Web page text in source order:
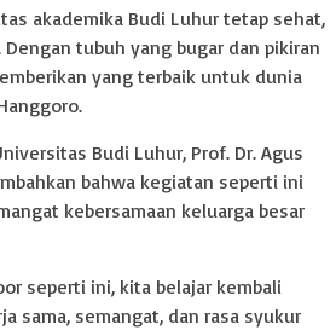
akademika Budi Luhur tetap sehat,
tubuh yang bugar dan pikiran
yang terbaik untuk dunia
Budi Luhur, Prof. Dr. Agus
bahwa kegiatan seperti ini
kebersamaan keluarga besar
seperti ini, kita belajar kembali
sama, semangat, dan rasa syukur